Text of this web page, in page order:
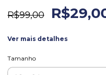
R$99,00
Ver mais detalhes
Tamanho